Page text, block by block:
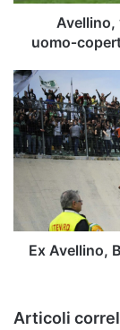
aggiornamenti
Transfermarkt
Avellino,
Ex
Avellino,
Bastien
torna
in
la
storia
Ex Avellino,
Articoli